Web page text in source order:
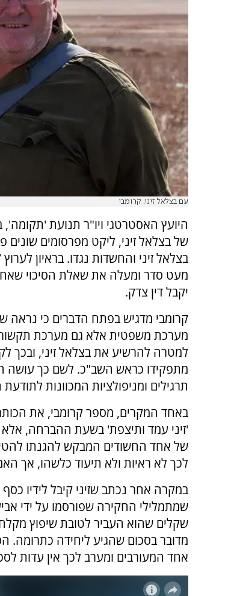
עם בצלאל זיני. קרומבי
היועץ האסטרטגי ויו"ר תנועת 'תקומה',
של בצלאל זיני, ליקט מפרסומים שונים
מעט סדר ומעלה את שאלת הסיכוי
יקבל דין צדק.
קרומבי מדגיש בפתח הדברים כי נראה
מערכת משפטית אלא גם מערכת
למטרה להרשיע את בצלאל זיני, ובכך
מתפקידו כראש השב"כ. לשם כך עושה
תרגילים ומניפולציות המכוונות לתודעת
באחד המקרים, מספר קרומבי, את
'זיני עמד ותיצפת' בשעת ההברחה,
של אחד החשודים המבקש להגנתו
לכך לא ראיות ולא תיעוד כלשהו, אך
שקלים שהוא העביר לטובת שיפוץ
אחד המעורבים ומערב לכך אין עדות